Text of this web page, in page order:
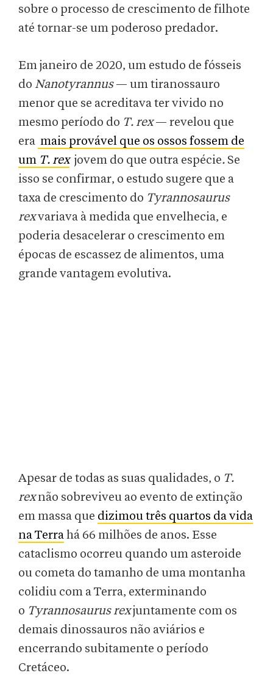
sobre o processo de crescimento de filhote
até tornar-se um poderoso predador.
Em janeiro de 2020, um estudo de fósseis
do Nanotyrannus— um tiranossauro
menor que se acreditava ter vivido no
mesmo período do T. rex— revelou que
era mais provável que os ossos fossem de
um T. rex jovem do que outra espécie. Se
isso se confirmar, o estudo sugere que a
taxa de crescimento do Tyrannosaurus
rexvariava à medida que envelhecia, e
poderia desacelerar o crescimento em
épocas de escassez de alimentos, uma
grande vantagem evolutiva.
Apesar de todas as suas qualidades, o T.
rexnão sobreviveu ao evento de extinção
em massa que dizimou três quartos da vida
na Terrahá 66 milhões de anos. Esse
cataclismo ocorreu quando um asteroide
ou cometa do tamanho de uma montanha
colidiu com a Terra, exterminando
o Tyrannosaurus rexjuntamente com os
demais dinossauros não aviários e
encerrando subitamente o período
Cretáceo.